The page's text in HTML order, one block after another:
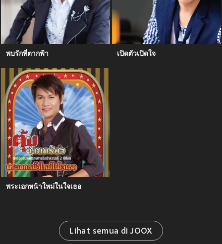
พบรักที่ตากฟ้า เปิดตัวเปิดใจ
พระเอกหน้าใหม่ในใจเธอ
Lihat semua di JOOX